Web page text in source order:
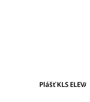
Plášť KLS